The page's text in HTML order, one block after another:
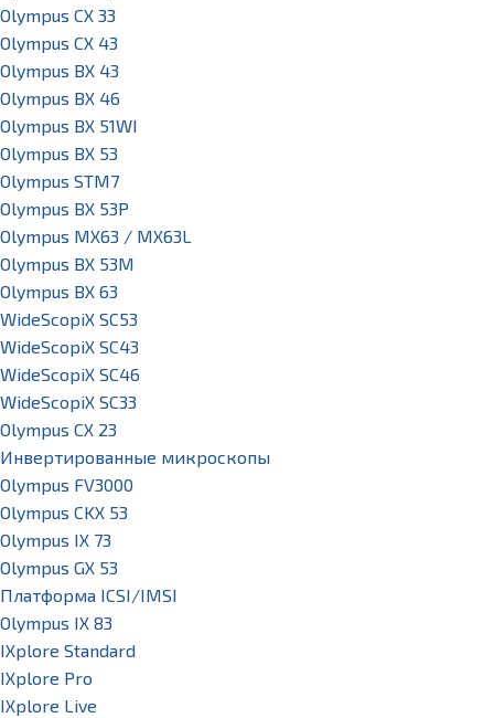
Olympus CX 33
Olympus CX 43
Olympus BX 43
Olympus BX 46
Olympus BX 51WI
Olympus BX 53
Olympus STM7
Olympus BX 53P
Olympus MX63 / MX63L
Olympus BX 53M
Olympus BX 63
WideScopiX SC53
WideScopiX SC43
WideScopiX SC46
WideScopiX SC33
Olympus CX 23
Инвертированные микроскопы
Olympus FV3000
Olympus CKX 53
Olympus IX 73
Olympus GX 53
Платформа ICSI/IMSI
Olympus IX 83
IXplore Standard
IXplore Pro
IXplore Live